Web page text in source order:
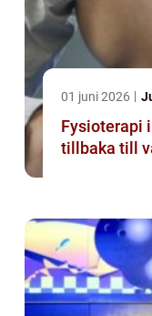
01 juni 2026
Fysioterapi i
tillbaka till